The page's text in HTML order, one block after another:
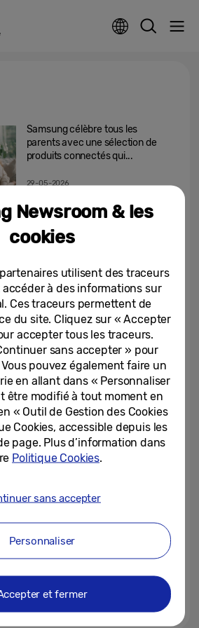
Samsung célèbre tous les
parents avec une sélection de
produits connectés qui...
29-05-2026
Ponts de mai : cap sur l’évasion
Galaxy Buds4 Pro de Samsung
[Éditorial] Découvrez la Gomme
Audio avec la série Galaxy S26
16-04-2026
Samsung met à jour l’application
Try Galaxy pour vous permettre
de tester les Galaxy S26...
08-04-2026
Samsung propulse la tournée
Transformer ses souvenirs de
27-03-2026
Newsroom & les
cookies
utilisent des traceurs
à des informations sur
Ces traceurs permettent de
du site. Cliquez sur « Accepter
accepter tous les traceurs.
sans accepter » pour
pouvez également faire un
en allant dans « Personnaliser
être modifié à tout moment en
« Outil de Gestion des Cookies
Cookies, accessible depuis les
page. Plus d’information dans
Politique Cookies.
sans accepter
Personnaliser
et fermer